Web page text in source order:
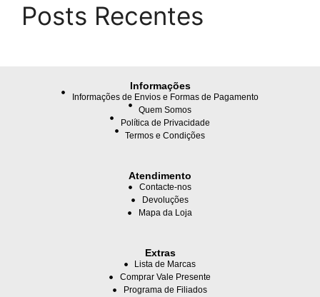
Posts Recentes
Informações
Informações de Envios e Formas de Pagamento
Quem Somos
Política de Privacidade
Termos e Condições
Atendimento
Contacte-nos
Devoluções
Mapa da Loja
Extras
Lista de Marcas
Comprar Vale Presente
Programa de Filiados